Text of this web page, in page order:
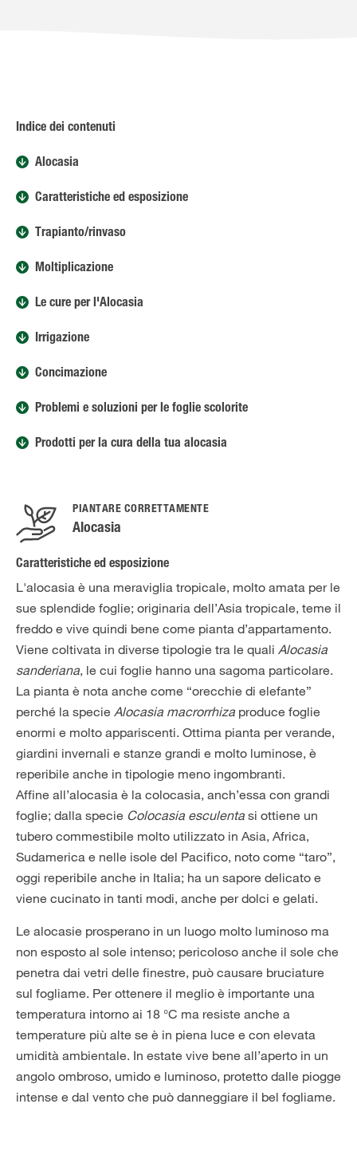
Indice dei contenuti
Alocasia
Caratteristiche ed esposizione
Trapianto/rinvaso
Moltiplicazione
Le cure per l'Alocasia
Irrigazione
Concimazione
Problemi e soluzioni per le foglie scolorite
Prodotti per la cura della tua alocasia
PIANTARE CORRETTAMENTE
Alocasia
Caratteristiche ed esposizione
L'alocasia è una meraviglia tropicale, molto amata per le
sue splendide foglie; originaria dell’Asia tropicale, teme il
freddo e vive quindi bene come pianta d’appartamento.
Viene coltivata in diverse tipologie tra le quali Alocasia
sanderiana, le cui foglie hanno una sagoma particolare.
La pianta è nota anche come “orecchie di elefante”
perché la specie Alocasia macrorrhiza produce foglie
enormi e molto appariscenti. Ottima pianta per verande,
giardini invernali e stanze grandi e molto luminose, è
reperibile anche in tipologie meno ingombranti.
Affine all’alocasia è la colocasia, anch’essa con grandi
foglie; dalla specie Colocasia esculenta si ottiene un
tubero commestibile molto utilizzato in Asia, Africa,
Sudamerica e nelle isole del Pacifico, noto come “taro”,
oggi reperibile anche in Italia; ha un sapore delicato e
viene cucinato in tanti modi, anche per dolci e gelati.
Le alocasie prosperano in un luogo molto luminoso ma
non esposto al sole intenso; pericoloso anche il sole che
penetra dai vetri delle finestre, può causare bruciature
sul fogliame. Per ottenere il meglio è importante una
temperatura intorno ai 18 °C ma resiste anche a
temperature più alte se è in piena luce e con elevata
umidità ambientale. In estate vive bene all’aperto in un
angolo ombroso, umido e luminoso, protetto dalle piogge
intense e dal vento che può danneggiare il bel fogliame.